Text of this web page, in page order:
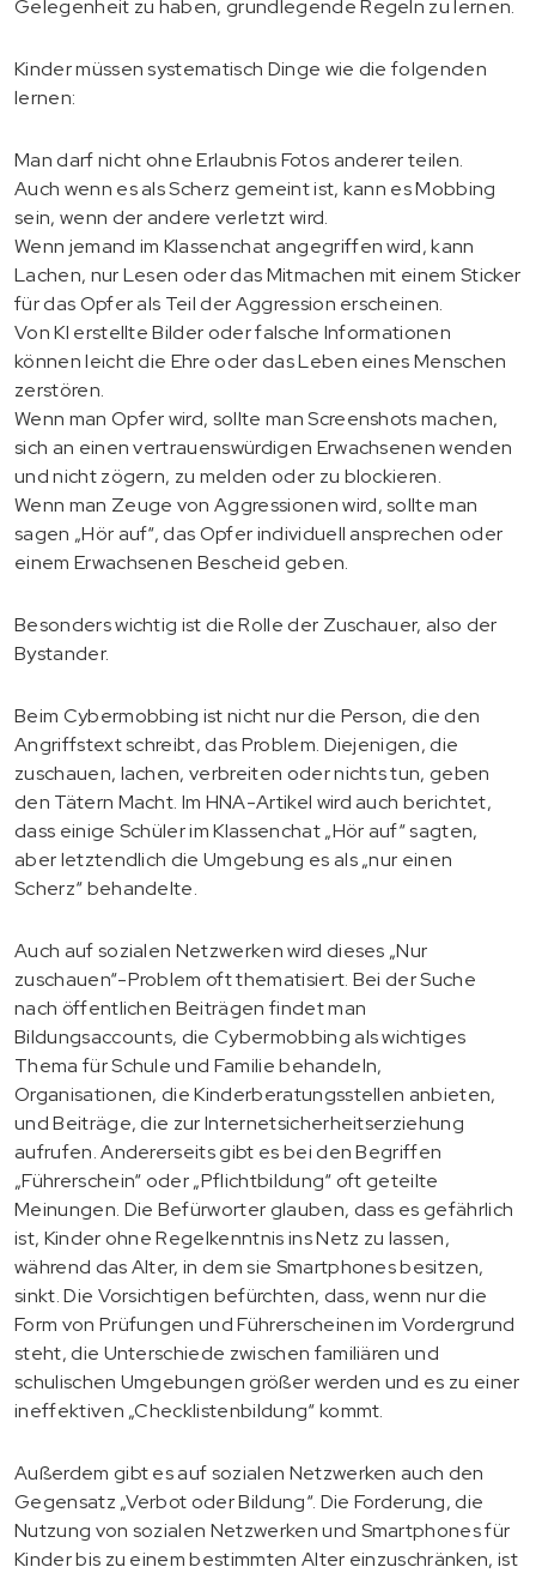
Gelegenheit zu haben, grundlegende Regeln zu lernen.
Kinder müssen systematisch Dinge wie die folgenden
lernen:
Man darf nicht ohne Erlaubnis Fotos anderer teilen.
Auch wenn es als Scherz gemeint ist, kann es Mobbing
sein, wenn der andere verletzt wird.
Wenn jemand im Klassenchat angegriffen wird, kann
Lachen, nur Lesen oder das Mitmachen mit einem Sticker
für das Opfer als Teil der Aggression erscheinen.
Von KI erstellte Bilder oder falsche Informationen
können leicht die Ehre oder das Leben eines Menschen
zerstören.
Wenn man Opfer wird, sollte man Screenshots machen,
sich an einen vertrauenswürdigen Erwachsenen wenden
und nicht zögern, zu melden oder zu blockieren.
Wenn man Zeuge von Aggressionen wird, sollte man
sagen „Hör auf“, das Opfer individuell ansprechen oder
einem Erwachsenen Bescheid geben.
Besonders wichtig ist die Rolle der Zuschauer, also der
Bystander.
Beim Cybermobbing ist nicht nur die Person, die den
Angriffstext schreibt, das Problem. Diejenigen, die
zuschauen, lachen, verbreiten oder nichts tun, geben
den Tätern Macht. Im HNA-Artikel wird auch berichtet,
dass einige Schüler im Klassenchat „Hör auf“ sagten,
aber letztendlich die Umgebung es als „nur einen
Scherz“ behandelte.
Auch auf sozialen Netzwerken wird dieses „Nur
zuschauen“-Problem oft thematisiert. Bei der Suche
nach öffentlichen Beiträgen findet man
Bildungsaccounts, die Cybermobbing als wichtiges
Thema für Schule und Familie behandeln,
Organisationen, die Kinderberatungsstellen anbieten,
und Beiträge, die zur Internetsicherheitserziehung
aufrufen. Andererseits gibt es bei den Begriffen
„Führerschein“ oder „Pflichtbildung“ oft geteilte
Meinungen. Die Befürworter glauben, dass es gefährlich
ist, Kinder ohne Regelkenntnis ins Netz zu lassen,
während das Alter, in dem sie Smartphones besitzen,
sinkt. Die Vorsichtigen befürchten, dass, wenn nur die
Form von Prüfungen und Führerscheinen im Vordergrund
steht, die Unterschiede zwischen familiären und
schulischen Umgebungen größer werden und es zu einer
ineffektiven „Checklistenbildung“ kommt.
Außerdem gibt es auf sozialen Netzwerken auch den
Gegensatz „Verbot oder Bildung“. Die Forderung, die
Nutzung von sozialen Netzwerken und Smartphones für
Kinder bis zu einem bestimmten Alter einzuschränken, ist